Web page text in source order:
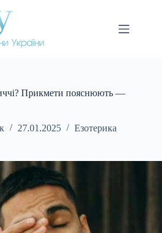
Прикмети пояснюють —
27.01.2025 Езотерика